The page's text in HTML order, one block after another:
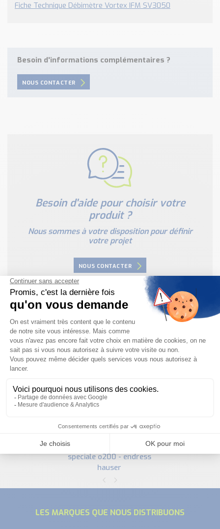
Contact & Devis
Fiche Technique Débimètre Vortex IFM SV3050
Besoin d'informations complémentaires ?
NOUS CONTACTER
Besoin d'aide pour choisir votre
produit ?
Nous sommes à votre disposition pour définir
votre projet
NOUS CONTACTER
PRODUITS SIMILAIRES
debitmetre vortex version
speciale o200 - endress
hauser
LES MARQUES QUE NOUS DISTRIBUONS